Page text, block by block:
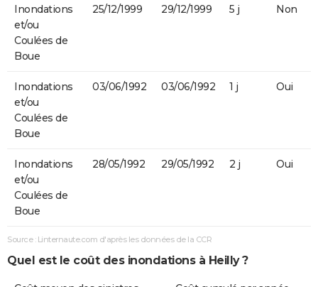
Inondations
et/ou
Coulées de
Boue
25/12/1999 29/12/1999 5 j Non
Inondations
et/ou
Coulées de
Boue
03/06/1992 03/06/1992 1 j Oui
Inondations
et/ou
Coulées de
Boue
28/05/1992 29/05/1992 2 j Oui
Source : Linternaute.com d'après les données de la CCR
Quel est le coût des inondations à Heilly ?